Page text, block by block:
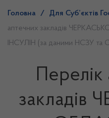
Головна / Для Суб’єктів
аптечних закладів
ІНСУЛІН (за даними НСЗУ та
закладів